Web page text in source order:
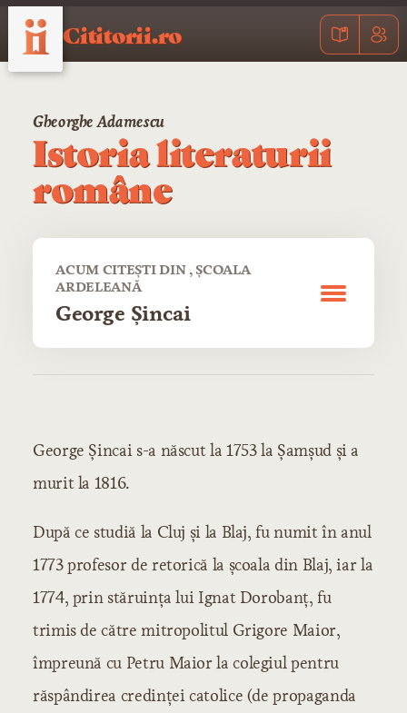
Cititorii.ro
Gheorghe Adamescu
Istoria literaturii
române
ACUM CITEȘTI DIN , ŞCOALA
ARDELEANĂ
George Şincai
Literatura poporană
Producţiuni de natură didactică
dramatică
Producţiuni de natură epică
Producţiuni de natură lirică
Literatura poporană scrisă
Cărţile de prevestire şi de noroc
Literatura religioasă
George Şincai s-a născut la 1753 la Şamşud şi a
murit la 1816.
După ce studiă la Cluj şi la Blaj, fu numit în anul
1773 profesor de retorică la şcoala din Blaj, iar la
1774, prin stăruinţa lui Ignat Dorobanţ, fu
trimis de către mitropolitul Grigore Maior,
împreună cu Petru Maior la colegiul pentru
răspândirea credinţei catolice (de propaganda